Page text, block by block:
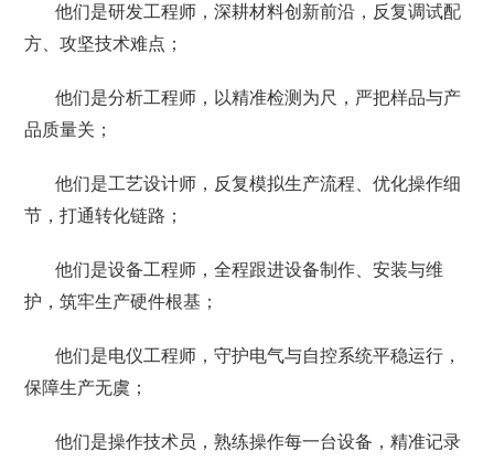
他们是研发工程师，深耕材料创新前沿，反复调试配
方、攻坚技术难点；
他们是分析工程师，以精准检测为尺，严把样品与产
品质量关；
他们是工艺设计师，反复模拟生产流程、优化操作细
节，打通转化链路；
他们是设备工程师，全程跟进设备制作、安装与维
护，筑牢生产硬件根基；
他们是电仪工程师，守护电气与自控系统平稳运行，
保障生产无虞；
他们是操作技术员，熟练操作每一台设备，精准记录